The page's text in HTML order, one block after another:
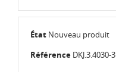
État Nouveau produit
Référence DKJ.3.4030-3